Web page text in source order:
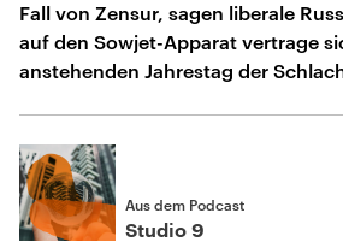
Fall von Zensur, sagen liberale
auf den Sowjet-Apparat vertrage
anstehenden Jahrestag der
Aus dem Podcast
Studio 9